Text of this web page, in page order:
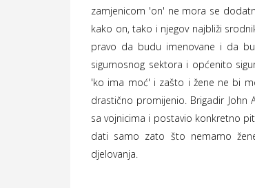
zamjenicom 'on' ne mora se
kako on, tako i njegov najbliži
pravo da budu imenovane i da
sigurnosnog sektora i općenito
'ko ima moć' i zašto i žene ne bi
drastično promijenio. Brigadir John
sa vojnicima i postavio konkretno
dati samo zato što nemamo
djelovanja.